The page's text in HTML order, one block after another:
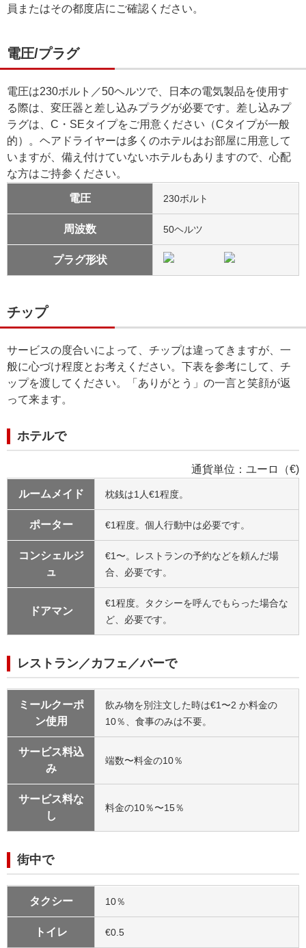
員またはその都度店にご確認ください。
電圧/プラグ
電圧は230ボルト／50ヘルツで、日本の電気製品を使用す
る際は、変圧器と差し込みプラグが必要です。差し込みプ
ラグは、C・SEタイプをご用意ください（Cタイプが一般
的）。ヘアドライヤーは多くのホテルはお部屋に用意して
いますが、備え付けていないホテルもありますので、心配
な方はご持参ください。
電圧 230ボルト
周波数 50ヘルツ
プラグ形状
チップ
サービスの度合いによって、チップは違ってきますが、一
般に心づけ程度とお考えください。下表を参考にして、チ
ップを渡してください。「ありがとう」の一言と笑顔が返
って来ます。
ホテルで
通貨単位：ユーロ（€)
ルームメイド 枕銭は1人€1程度。
ポーター €1程度。個人行動中は必要です。
コンシェルジ
ュ
€1〜。レストランの予約などを頼んだ場
合、必要です。
ドアマン
€1程度。タクシーを呼んでもらった場合な
ど、必要です。
レストラン／カフェ／バーで
ミールクーポ
ン使用
飲み物を別注文した時は€1〜2 か料金の
10％、食事のみは不要。
サービス料込
み
端数〜料金の10％
サービス料な
し
料金の10％〜15％
街中で
タクシー 10％
トイレ €0.5